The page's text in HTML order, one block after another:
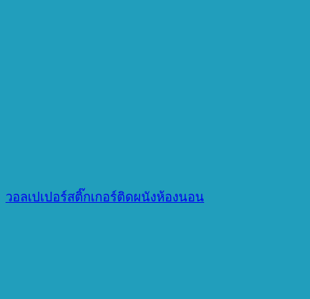
วอลเปเปอร์สติ๊กเกอร์ติดผนังห้องนอน